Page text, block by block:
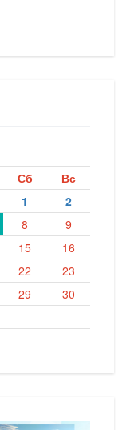
Сб
Вс
1
2
8
9
15
16
22
23
29
30